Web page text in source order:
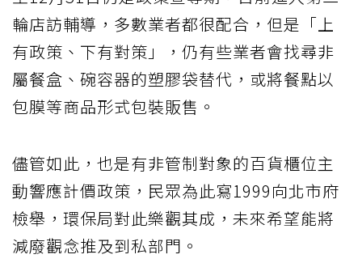
輪店訪輔導，多數業者都很配合，但是「上
有政策、下有對策」，仍有些業者會找尋非
屬餐盒、碗容器的塑膠袋替代，或將餐點以
包膜等商品形式包裝販售。
儘管如此，也是有非管制對象的百貨櫃位主
動響應計價政策，民眾為此寫1999向北市府
檢舉，環保局對此樂觀其成，未來希望能將
減廢觀念推及到私部門。